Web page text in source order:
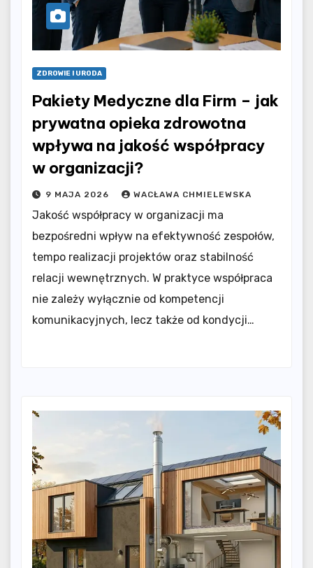
ZDROWIE I URODA
Pakiety Medyczne dla Firm – jak
prywatna opieka zdrowotna
wpływa na jakość współpracy
w organizacji?
9 MAJA 2026 WACŁAWA CHMIELEWSKA
Jakość współpracy w organizacji ma
bezpośredni wpływ na efektywność zespołów,
tempo realizacji projektów oraz stabilność
relacji wewnętrznych. W praktyce współpraca
nie zależy wyłącznie od kompetencji
komunikacyjnych, lecz także od kondycji…